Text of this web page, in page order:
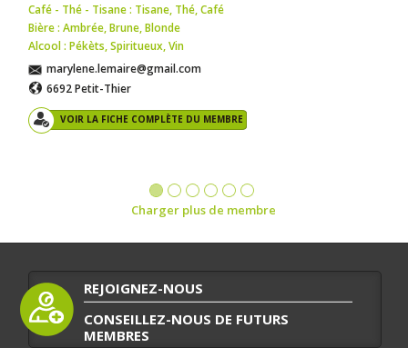
Café - Thé - Tisane : Tisane, Thé,Café
Bière : Ambrée,Brune,Blonde
Alcool : Pékèts,Spiritueux,Vin
marylene.lemaire@gmail.com
6692 Petit-Thier
VOIR LA FICHE COMPLÈTE DU MEMBRE
Charger plus de membre
REJOIGNEZ-NOUS
CONSEILLEZ-NOUS DE FUTURS
MEMBRES